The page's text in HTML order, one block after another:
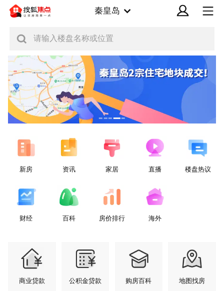
秦皇岛
请输入楼盘名称或位置
新房 资讯 家居 直播 楼盘热议
财经 百科 房价排行 海外
商业贷款 公积金贷款 购房百科 地图找房